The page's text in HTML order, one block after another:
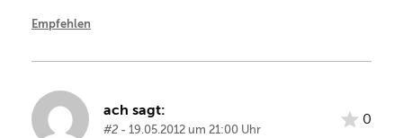
Empfehlen
ach sagt:
#2 - 19.05.2012 um 21:00 Uhr
0